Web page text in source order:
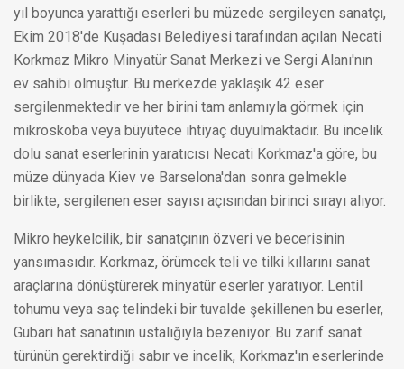
yıl boyunca yarattığı eserleri bu müzede sergileyen sanatçı,
Ekim 2018'de Kuşadası Belediyesi tarafından açılan Necati
Korkmaz Mikro Minyatür Sanat Merkezi ve Sergi Alanı'nın
ev sahibi olmuştur. Bu merkezde yaklaşık 42 eser
sergilenmektedir ve her birini tam anlamıyla görmek için
mikroskoba veya büyütece ihtiyaç duyulmaktadır. Bu incelik
dolu sanat eserlerinin yaratıcısı Necati Korkmaz'a göre, bu
müze dünyada Kiev ve Barselona'dan sonra gelmekle
birlikte, sergilenen eser sayısı açısından birinci sırayı alıyor.
Mikro heykelcilik, bir sanatçının özveri ve becerisinin
yansımasıdır. Korkmaz, örümcek teli ve tilki kıllarını sanat
araçlarına dönüştürerek minyatür eserler yaratıyor. Lentil
tohumu veya saç telindeki bir tuvalde şekillenen bu eserler,
Gubari hat sanatının ustalığıyla bezeniyor. Bu zarif sanat
türünün gerektirdiği sabır ve incelik, Korkmaz'ın eserlerinde